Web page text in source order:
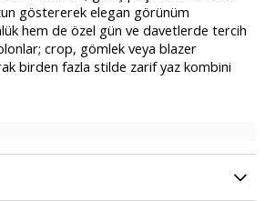
göstererek elegan görünüm
hem de özel gün ve davetlerde tercih
crop, gömlek veya blazer
birden fazla stilde zarif yaz kombini